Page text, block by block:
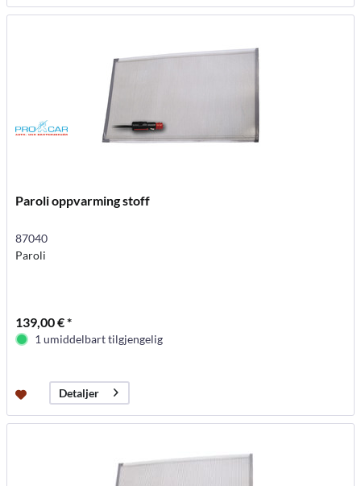
Paroli oppvarming stoff
87040
Paroli
139,00 € *
1 umiddelbart tilgjengelig
Detaljer